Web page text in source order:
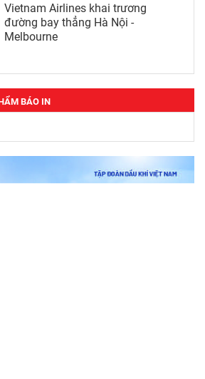
Vietnam Airlines khai trương
đường bay thẳng Hà Nội -
Melbourne
BÁO IN